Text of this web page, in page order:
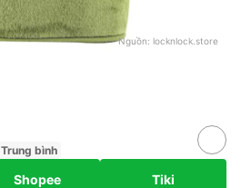
Nguồn: locknlock.store
Trung bình
Shopee Tiki